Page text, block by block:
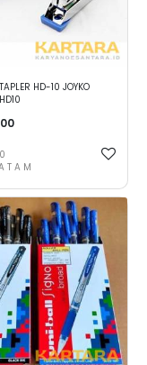
HD-10 JOYKO
0
T A M